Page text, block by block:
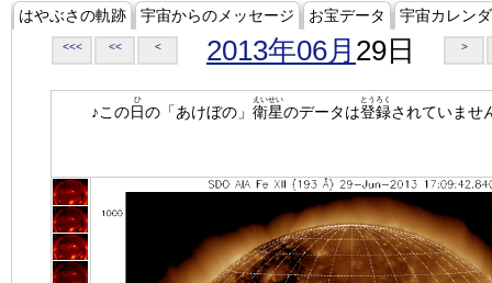
はやぶさの軌跡 宇宙からのメッセージ お宝データ 宇宙カレン
<<< << < 2013年06月 29日 >
♪この日
ひ
の「あけぼの」 衛星
えいせい
のデータは登録
とうろく
されていませ